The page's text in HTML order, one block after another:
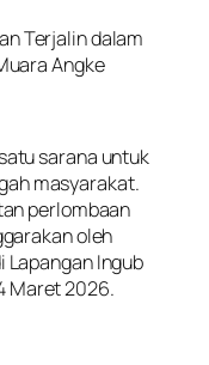
Terjalin dalam
Angke
sarana untuk
masyarakat.
perlombaan
oleh
Lapangan Ingub
Maret 2026.